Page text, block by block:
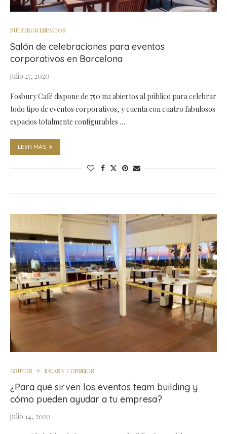
NUESTROS ESPACIOS
Salón de celebraciones para eventos
corporativos en Barcelona
julio 27, 2020
Fosbury Café dispone de 750 m2 abiertos al público para celebrar
todo tipo de eventos corporativos, y cuenta con cuatro fabulosos
espacios totalmente configurables …
LEER MÁS
GRUPOS IDEAS Y CONSEJOS
¿Para qué sirven los eventos team building y
cómo pueden ayudar a tu empresa?
julio 14, 2020